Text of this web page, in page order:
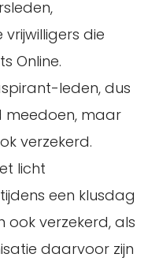
die
Online.
leden, dus
meedoen, maar
verzekerd.
licht
een klusdag
verzekerd, als
daarvoor zijn